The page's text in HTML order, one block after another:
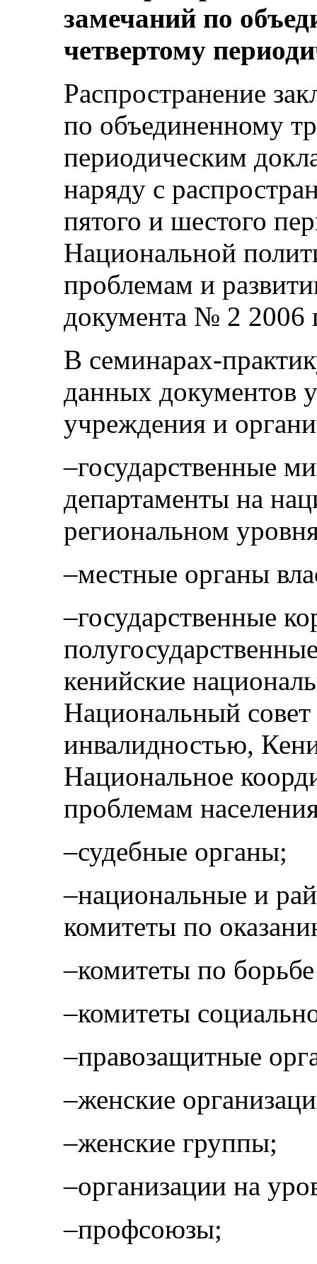
замечаний по
четвертому
Распространение
по объединенному
периодическим
наряду с
пятого и шестого
Национальной
проблемам и
документа № 2 2006
В семинарах-
данных документов
учреждения и
–государственные
департаменты на
региональном
–местные органы
–государственные
кенийские
Национальный
инвалидностью,
Национальное
проблемам
–судебные органы;
–национальные и
комитеты по
–комитеты по
–комитеты
–правозащитные
–женские
–женские группы;
–организации на
–профсоюзы;